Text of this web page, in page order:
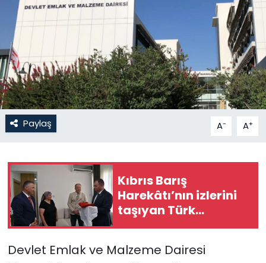
Paylaş A- A+
Kıbrıs Barış
Harekâtı’nın izlerini
taşıyan Türk
bayrağı, restorasyon
sürecine alındı
Devlet Emlak ve Malzeme Dairesi
Kültür Sanat
Moda
Nöbetçi Eczaneler
Otomobil Dünyası
SAĞLIK
Spor
Teknoloji